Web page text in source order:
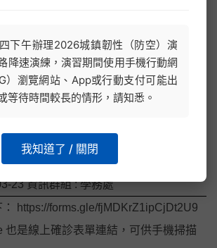
傳染性肺炎COVID-19防疫措施說明及通報連結
23 資訊群組 :學務處
https://forms.gle/fjMDKrZ1ipCjDt2U9
也是線上確診表單連結，可供手機掃描
下午辦理2026城鎮韌性（防空）演
降速演練，演習期間使用手機行動網
）瀏覽網站、App或行動支付可能出
等待時間較長的情形，請知悉。
我知道了 / 關閉